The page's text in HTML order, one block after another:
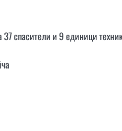
37 спасители и 9 единици